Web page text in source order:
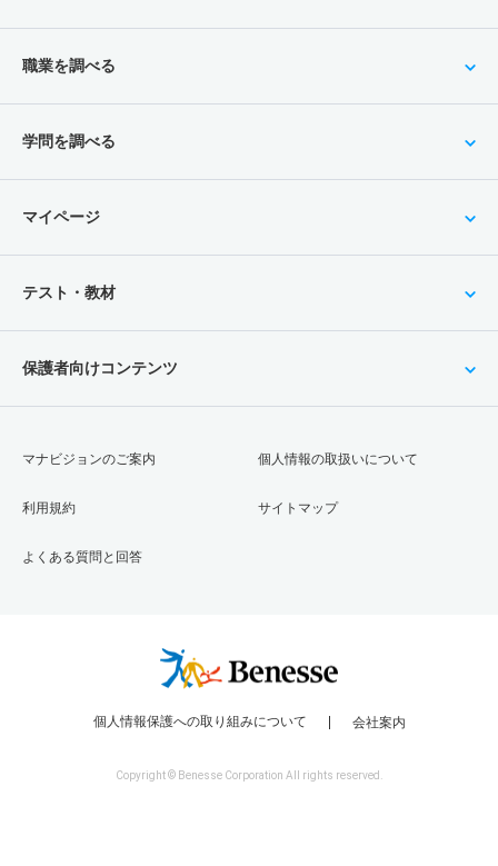
職業を調べる
学問を調べる
マイページ
テスト・教材
保護者向けコンテンツ
マナビジョンのご案内
利用規約
よくある質問と回答
個人情報の取扱いについて
サイトマップ
個人情報保護への取り組みについて 会社案内
Copyright © Benesse Corporation All rights reserved.